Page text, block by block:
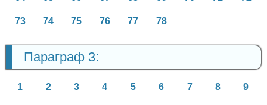
73 74 75 76 77 78
Параграф 3:
1 2 3 4 5 6 7 8 9